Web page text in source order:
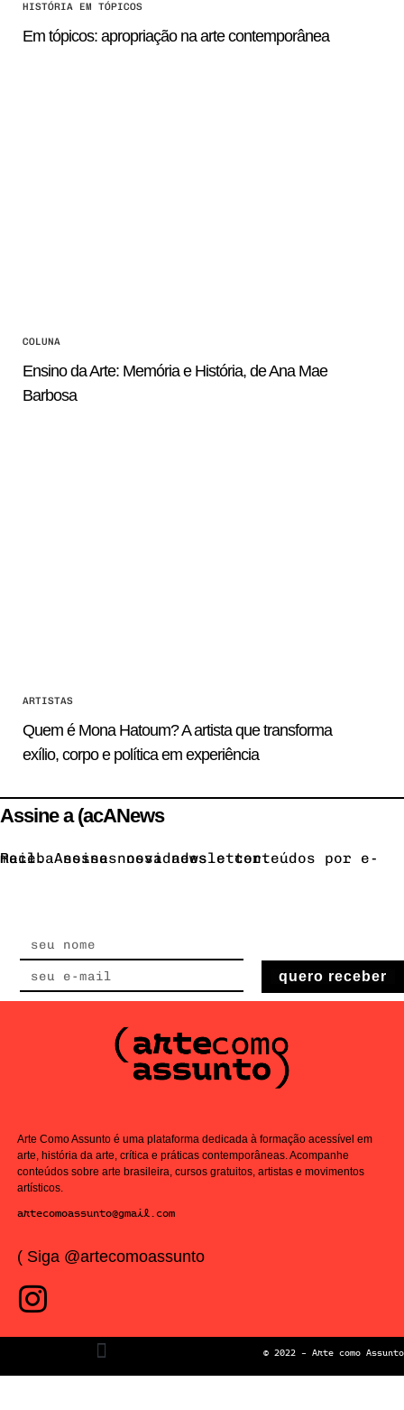
HISTÓRIA EM TÓPICOS
Em tópicos: apropriação na arte contemporânea
COLUNA
Ensino da Arte: Memória e História, de Ana Mae
Barbosa
ARTISTAS
Quem é Mona Hatoum? A artista que transforma
exílio, corpo e política em experiência
Assine a (acANews
Receba nossas novidades e conteúdos por e-mail. Assine nossa newsletter.
quero receber
Arte Como Assunto é uma plataforma dedicada à formação acessível em
arte, história da arte, crítica e práticas contemporâneas. Acompanhe
conteúdos sobre arte brasileira, cursos gratuitos, artistas e movimentos
artísticos.
artecomoassunto@gmail.com
( Siga @artecomoassunto
© 2022 – Arte como Assunto